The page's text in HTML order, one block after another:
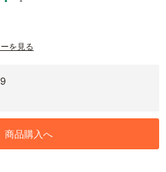
を見る
商品購入へ